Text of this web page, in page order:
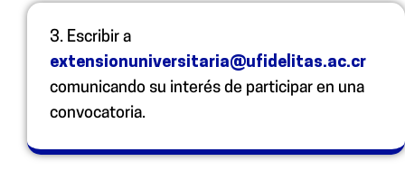
3. Escribir a
extensionuniversitaria@ufidelitas.ac.cr
comunicando su interés de participar en una
convocatoria.